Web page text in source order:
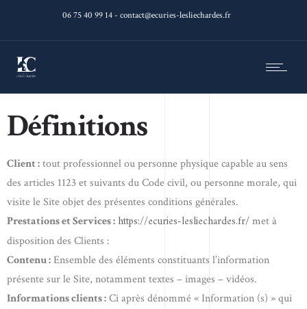
06 75 40 99 14 - contact@ecuries-lesliechardes.fr
Définitions
Client :tout professionnel ou personne physique capable au sens
des articles 1123 et suivants du Code civil, ou personne morale, qui
visite le Site objet des présentes conditions générales.
Prestations et Services : https://ecuries-lesliechardes.fr/met à
disposition des Clients :
Contenu :Ensemble des éléments constituants l’information
présente sur le Site, notamment textes – images – vidéos.
Informations clients :Ci après dénommé « Information (s) » qui